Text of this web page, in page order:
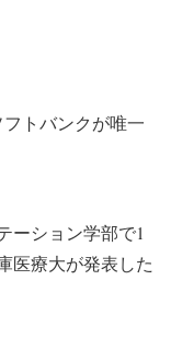
トバンクが唯一
ーション学部で1
医療大が発表した